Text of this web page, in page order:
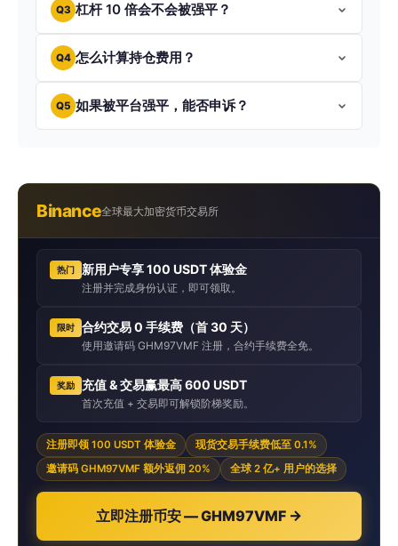
Q3 杠杆 10 倍会不会被强平？
Q4 怎么计算持仓费用？
Q5 如果被平台强平，能否申诉？
Binance全球最大加密货币交易所
热门 新用户专享 100 USDT 体验金
注册并完成身份认证，即可领取。
限时 合约交易 0 手续费（首 30 天）
使用邀请码 GHM97VMF 注册，合约手续费全免。
奖励 充值 & 交易赢最高 600 USDT
首次充值 + 交易即可解锁阶梯奖励。
注册即领 100 USDT 体验金
现货交易手续费低至 0.1%
邀请码 GHM97VMF 额外返佣 20%
全球 2 亿+ 用户的选择
立即注册币安 — GHM97VMF →